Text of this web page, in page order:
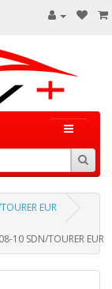
EUR
10 SDN/TOURER EUR